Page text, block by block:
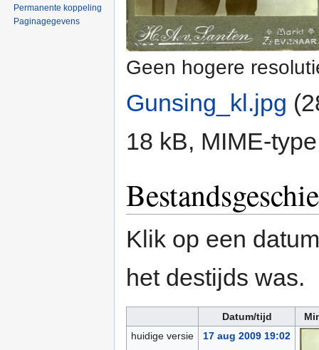
Geen hogere
Gunsing_kl.jpg
18 kB, MIME-
Klik op een
het destijds was.
Datum/tijd
huidige versie
17 aug 2009 19:02
Permanente koppeling
Paginagegevens